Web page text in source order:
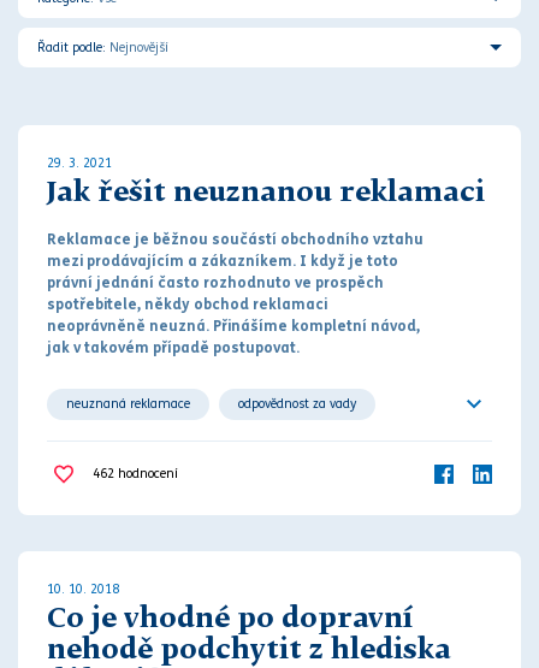
Řadit podle: Nejnovější
29. 3. 2021
Jak řešit neuznanou reklamaci
Reklamace je běžnou součástí obchodního vztahu
mezi prodávajícím a zákazníkem. I když je toto
právní jednání často rozhodnuto ve prospěch
spotřebitele, někdy obchod reklamaci
neoprávněně neuzná. Přinášíme kompletní návod,
jak v takovém případě postupovat.
neuznaná reklamace odpovědnost za vady
postup seznam znalců smluvní spor
znalec
462 hodnocení
10. 10. 2018
Co je vhodné po dopravní
nehodě podchytit z hlediska